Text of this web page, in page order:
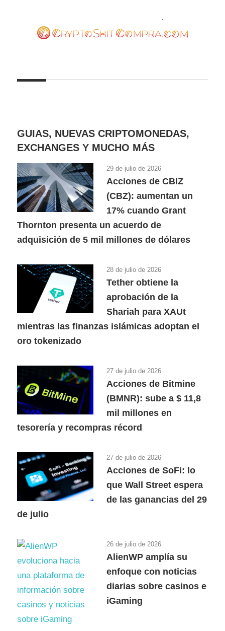
contenido
GUIAS, NUEVAS CRIPTOMONEDAS,
EXCHANGES Y MUCHO MÁS
29 de julio de 2026
Acciones de CBIZ
(CBZ): aumentan un
17% cuando Grant
Thornton presenta un acuerdo de
adquisición de 5 mil millones de dólares
28 de julio de 2026
Tether obtiene la
aprobación de la
Shariah para XAUt
mientras las finanzas islámicas adoptan el
oro tokenizado
27 de julio de 2026
Acciones de Bitmine
(BMNR): sube a $ 11,8
mil millones en
tesorería y recompras récord
27 de julio de 2026
Acciones de SoFi: lo
que Wall Street espera
de las ganancias del 29
de julio
26 de julio de 2026
AlienWP amplía su
enfoque con noticias
diarias sobre casinos e
iGaming